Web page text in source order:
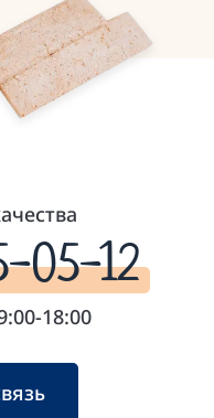
05-12
18:00